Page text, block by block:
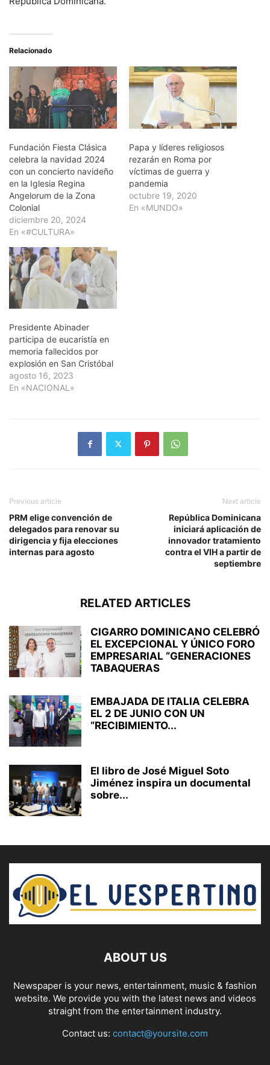
Relacionado
Fundación Fiesta Clásica
celebra la navidad 2024
con un concierto navideño
en la Iglesia Regina
Angelorum de la Zona
Colonial
diciembre 20, 2024
En «#CULTURA»
Papa y líderes religiosos
rezarán en Roma por
víctimas de guerra y
pandemia
octubre 19, 2020
En «MUNDO»
Presidente Abinader
participa de eucaristía en
memoria fallecidos por
explosión en San Cristóbal
agosto 16, 2023
En «NACIONAL»
Previous article
PRM elige convención de
delegados para renovar su
dirigencia y fija elecciones
internas para agosto
Next article
República Dominicana
iniciará aplicación de
innovador tratamiento
contra el VIH a partir de
septiembre
RELATED ARTICLES
CIGARRO DOMINICANO CELEBRÓ
EL EXCEPCIONAL Y ÚNICO FORO
EMPRESARIAL “GENERACIONES
TABAQUERAS
EMBAJADA DE ITALIA CELEBRA
EL 2 DE JUNIO CON UN
“RECIBIMIENTO...
El libro de José Miguel Soto
Jiménez inspira un documental
sobre...
ABOUT US
Newspaper is your news, entertainment, music & fashion
website. We provide you with the latest news and videos
straight from the entertainment industry.
Contact us: contact@yoursite.com